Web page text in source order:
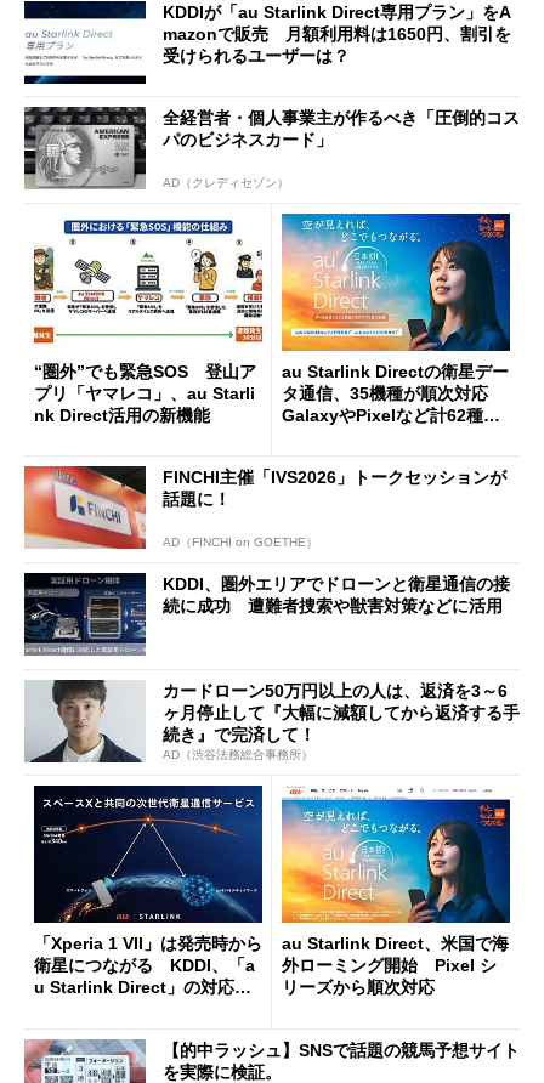
KDDIが「au Starlink Direct専用プラン」をA
mazonで販売 月額利用料は1650円、割引を
受けられるユーザーは？
全経営者・個人事業主が作るべき「圧倒的コス
パのビジネスカード」
AD（クレディセゾン）
“圏外”でも緊急SOS 登山ア
プリ「ヤマレコ」、au Starli
nk Direct活用の新機能
au Starlink Directの衛星デー
タ通信、35機種が順次対応
GalaxyやPixelなど計62種以
FINCHI主催「IVS2026」トークセッションが
話題に！
AD（FINCHI on GOETHE）
KDDI、圏外エリアでドローンと衛星通信の接
続に成功 遭難者捜索や獣害対策などに活用
カードローン50万円以上の人は、返済を3～6
ヶ月停止して『大幅に減額してから返済する手
続き』で完済して！
AD（渋谷法務総合事務所）
「Xperia 1 VII」は発売時から
衛星につながる KDDI、「a
u Starlink Direct」の対応機
au Starlink Direct、米国で海
外ローミング開始 Pixel シ
リーズから順次対応
【的中ラッシュ】SNSで話題の競馬予想サイト
を実際に検証。